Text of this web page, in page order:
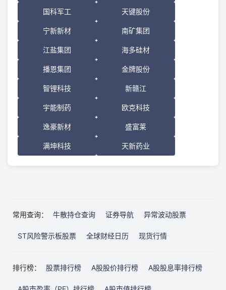
国科军工 天键股份
宁新新材 南矿集团
江盐集团 海多硅材
播恩集团 金牌股份
智锂科技 新赣江
宇能制药 欧克科技
逸豪新材 盛富莱
满坤科技 天新药业
常用查询： 牛散持仓查询 证券导航 异常波动股票
ST风险警示板股票 全球财经日历 现货行情
排行榜： 股票排行榜 A股股价排行榜 A股股息率排行榜